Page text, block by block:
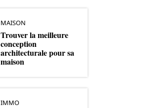
MAISON
Trouver la meilleure
conception
architecturale pour sa
maison
IMMO